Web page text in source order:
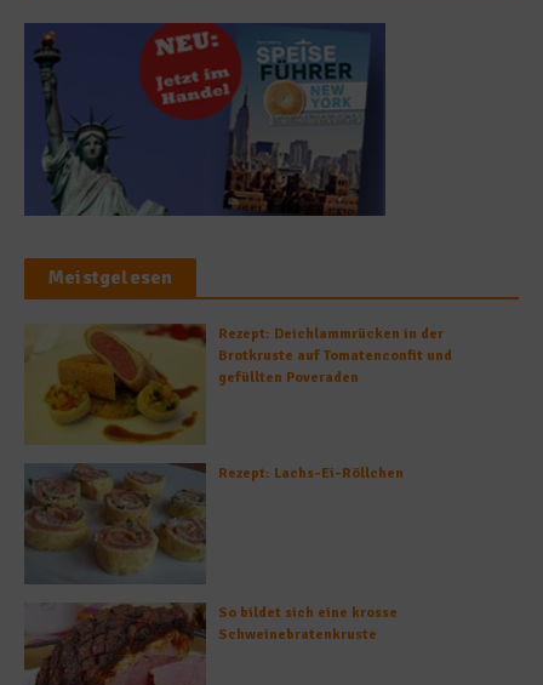
Meistgelesen
Rezept: Deichlammrücken in der
Brotkruste auf Tomatenconfit und
gefüllten Poveraden
Rezept: Lachs-Ei-Röllchen
So bildet sich eine krosse
Schweinebratenkruste